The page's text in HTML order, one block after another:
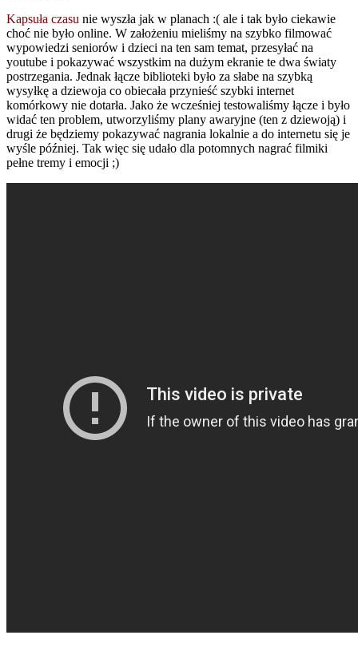
Kapsuła czasu nie wyszła jak w planach :( ale i tak było ciekawie
choć nie było online. W założeniu mieliśmy na szybko filmować
wypowiedzi seniorów i dzieci na ten sam temat, przesyłać na
youtube i pokazywać wszystkim na dużym ekranie te dwa światy
postrzegania. Jednak łącze biblioteki było za słabe na szybką
wysyłkę a dziewoja co obiecała przynieść szybki internet
komórkowy nie dotarła. Jako że wcześniej testowaliśmy łącze i było
widać ten problem, utworzyliśmy plany awaryjne (ten z dziewoją) i
drugi że będziemy pokazywać nagrania lokalnie a do internetu się je
wyśle później. Tak więc się udało dla potomnych nagrać filmiki
pełne tremy i emocji ;)